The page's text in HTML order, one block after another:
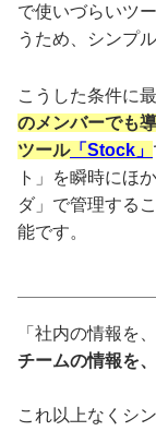
で使いづらいツ
うため、シンプ
こうした条件に
のメンバーでも
ツール「Stock」
ト」を瞬時にほ
ダ」で管理する
能です。
「社内の情報を
チームの情報を
これ以上なくシ